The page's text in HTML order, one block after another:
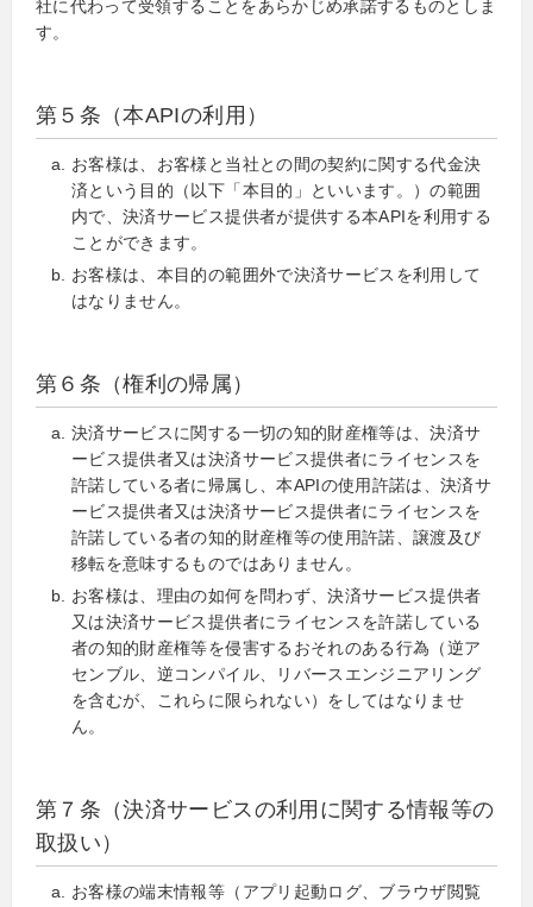
社に代わって受領することをあらかじめ承諾するものとしま
す。
第５条（本APIの利用）
お客様は、お客様と当社との間の契約に関する代金決
済という目的（以下「本目的」といいます。）の範囲
内で、決済サービス提供者が提供する本APIを利用する
ことができます。
お客様は、本目的の範囲外で決済サービスを利用して
はなりません。
第６条（権利の帰属）
決済サービスに関する一切の知的財産権等は、決済サ
ービス提供者又は決済サービス提供者にライセンスを
許諾している者に帰属し、本APIの使用許諾は、決済サ
ービス提供者又は決済サービス提供者にライセンスを
許諾している者の知的財産権等の使用許諾、譲渡及び
移転を意味するものではありません。
お客様は、理由の如何を問わず、決済サービス提供者
又は決済サービス提供者にライセンスを許諾している
者の知的財産権等を侵害するおそれのある行為（逆ア
センブル、逆コンパイル、リバースエンジニアリング
を含むが、これらに限られない）をしてはなりませ
ん。
第７条（決済サービスの利用に関する情報等の
取扱い）
お客様の端末情報等（アプリ起動ログ、ブラウザ閲覧